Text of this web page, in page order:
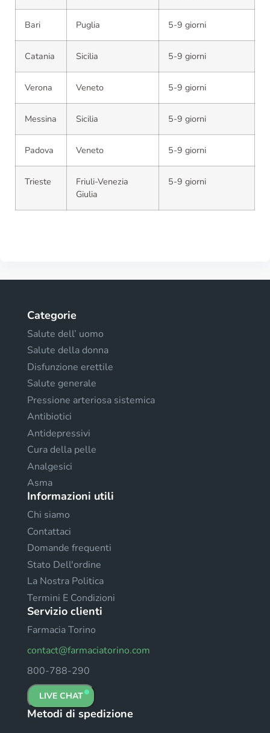
Bari Puglia 5-9 giorni
Catania Sicilia 5-9 giorni
Verona Veneto 5-9 giorni
Messina Sicilia 5-9 giorni
Padova Veneto 5-9 giorni
Trieste
Friuli-Venezia
Giulia
5-9 giorni
Categorie
Salute dell’ uomo
Salute della donna
Disfunzione erettile
Salute generale
Pressione arteriosa sistemica
Antibiotici
Antidepressivi
Cura della pelle
Analgesici
Asma
Informazioni utili
Chi siamo
Contattaci
Domande frequenti
Stato Dell'ordine
La Nostra Politica
Termini E Condizioni
Servizio clienti
Farmacia Torino
contact@farmaciatorino.com
800-788-290
LIVE CHAT
Metodi di spedizione